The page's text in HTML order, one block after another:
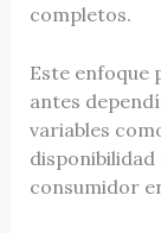
completos.
Este enfoque
antes
variables
consumidor